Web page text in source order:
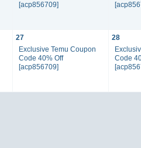
[acp856709]
27
Exclusive Temu Coupon
Code 40% Off
[acp856709]
28
Code